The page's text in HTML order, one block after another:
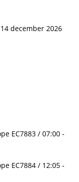
december 2026
EC7883 / 07:00 -
EC7884 / 12:05 -